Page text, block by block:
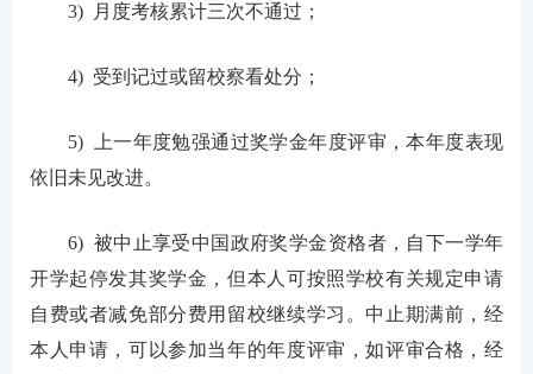
3) 月度考核累计三次不通过；
4) 受到记过或留校察看处分；
5) 上一年度勉强通过奖学金年度评审，本年度表现
依旧未见改进。
6) 被中止享受中国政府奖学金资格者，自下一学年
开学起停发其奖学金，但本人可按照学校有关规定申请
自费或者减免部分费用留校继续学习。中止期满前，经
本人申请，可以参加当年的年度评审，如评审合格，经